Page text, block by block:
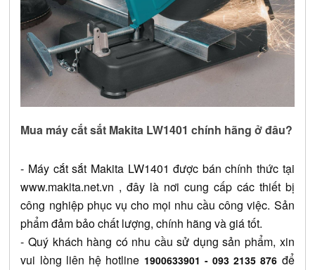
Mua máy cắt sắt Makita LW1401 chính hãng ở đâu?
- Máy cắt sắt Makita LW1401
www.makita.net.vn , đây là nơi cung cấp các thiết bị
công nghiệp phục vụ cho mọi nhu cầu công việc. Sản
phẩm đảm bảo chất lượng, chính hãng và giá tốt.
- Quý khách hàng có nhu cầu sử dụng sản phẩm, xin
vui lòng liên hệ hotline 1900633901 - 093 2135 876 để